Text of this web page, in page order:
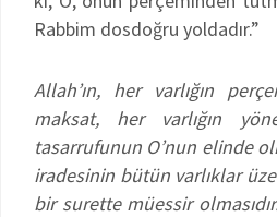
Rabbim dosdoğru yoldadır.”
Allah’ın, her varlığın
maksat, her varlığın
tasarrufunun O’nun elinde
iradesinin bütün varlıklar
bir surette müessir